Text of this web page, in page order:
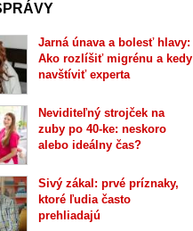
Jarná únava a bolesť hlavy:
Ako rozlíšiť migrénu a kedy
navštíviť experta
Neviditeľný strojček na
zuby po 40-ke: neskoro
alebo ideálny čas?
Sivý zákal: prvé príznaky,
ktoré ľudia často
prehliadajú